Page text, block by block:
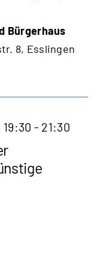
Bürgerhaus
8, Esslingen
- 21:30